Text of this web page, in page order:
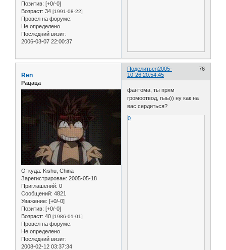
Позитив: [+0/-0]
Возраст: 34 [1991-08-22]
Провел на форуме:
Не определено
Последний визит:
2006-03-07 22:00:37
Поделиться 76
2005-
10-26 20:54:45
Ren
Рацаца
Откуда: Kishu, China
Зарегистрирован: 2005-05-18
Приглашений: 0
Сообщений: 4821
Уважение: [+0/-0]
Позитив: [+0/-0]
Возраст: 40 [1986-01-01]
Провел на форуме:
Не определено
Последний визит:
2008-02-12 03:37:34
фантома, ты прям
громоотвод, гыы)) ну как на
вас сердиться?
0